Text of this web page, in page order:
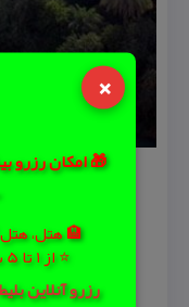
×
🏨 هتل، هتل
⭐ از 1 تا 5 ستاره | فولبرد | نزدیک حرم
رزرو آنلاین